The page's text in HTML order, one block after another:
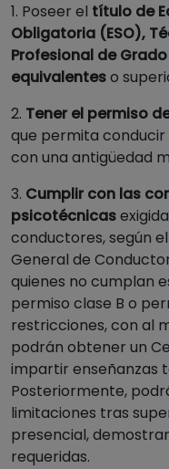
1. Poseer el título de
Obligatoria (ESO),
Profesional de
equivalenteso
2. Tener el permiso
que permita
con una antigüedad
3. Cumplir con las
psicotécnicas
conductores, según
General de
quienes no cumplan
permiso clase B o
restricciones, con al
podrán obtener un
impartir enseñanzas
Posteriormente,
limitaciones tras
presencial,
requeridas.